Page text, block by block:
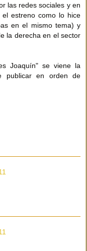
las redes sociales y en
estreno como lo hice
en el mismo tema) y
la derecha en el sector
Joaquín" se viene la
publicar en orden de